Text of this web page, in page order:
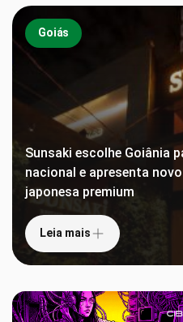
Goiás
Sunsaki escolhe Goiânia
nacional e apresenta
japonesa premium
Leia mais